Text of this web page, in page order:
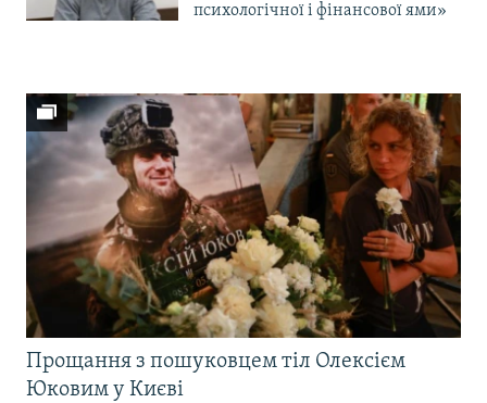
психологічної і фінансової ями»
Прощання з пошуковцем тіл Олексієм
Юковим у Києві